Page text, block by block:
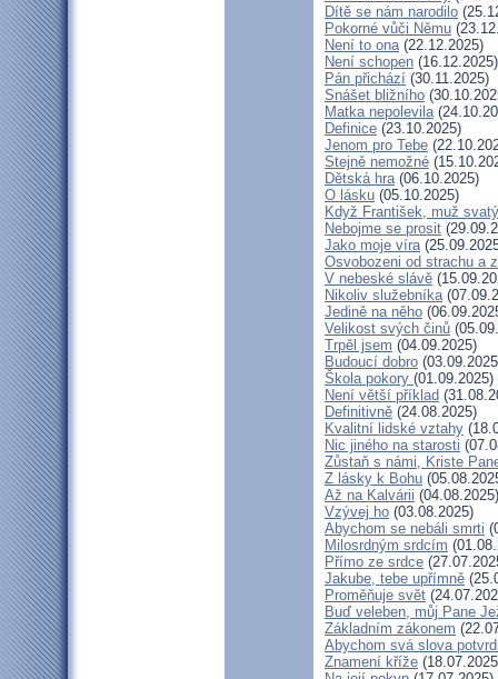
Dítě se nám narodilo
Pokorné vůči Němu
Není to ona(22.12.2025)
Není schopen (16.12.2025)
Pán přichází (30.11.2025)
Snášet bližního
Matka nepolevila
Definice (23.10.2025)
Jenom pro Tebe
Stejně nemožné
Dětská hra(06.10.2025)
O lásku (05.10.2025)
Když František, muž svatý
Nebojme se prosit
Jako moje víra
Osvobozeni od strachu a
V nebeské slávě
Nikoliv služebníka
Jedině na něho
Velikost svých činů
Trpěl jsem (04.09.2025)
Budoucí dobro
Škola pokory (01.09.2025)
Není větší příklad
Definitivně (24.08.2025)
Kvalitní lidské vztahy
Nic jiného na starosti
Zůstaň s námi, Kriste
Z lásky k Bohu
Až na Kalvárii (04.08.2025)
Vzývej ho (03.08.2025)
Abychom se nebáli smrti
Milosrdným srdcím
Přímo ze srdce
Jakube, tebe upřímně
Proměňuje svět
Buď veleben, můj Pane
Základním zákonem
Abychom svá slova
Znamení kříže